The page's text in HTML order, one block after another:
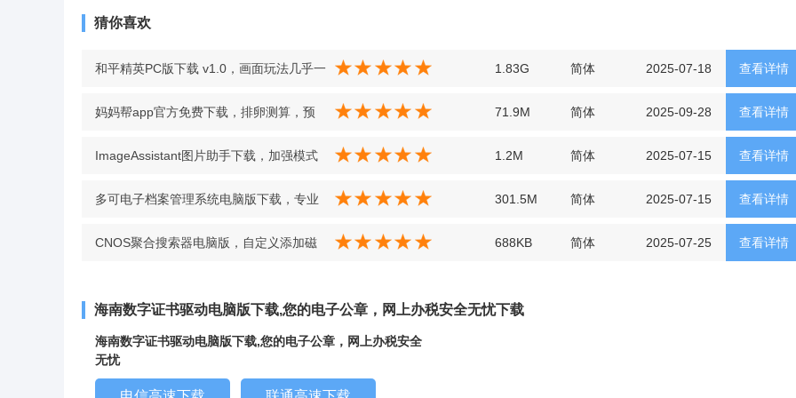
猜你喜欢
查看详情
和平精英PC版下载 v1.0，画面玩法几乎一
致超熟悉超顺手 v1.0
1.83G 简体 2025-07-18
查看详情
妈妈帮app官方免费下载，排卵测算，预
产期计算，孕期难题全搞定 v7.0.7 最新版
71.9M 简体 2025-09-28
查看详情
ImageAssistant图片助手下载，加强模式
可尝试获取动态大尺寸图片 v1.1.26
1.2M 简体 2025-07-15
查看详情
多可电子档案管理系统电脑版下载，专业
化文档管理工具，功能全面覆盖文档管理
301.5M 简体 2025-07-15
查看详情
CNOS聚合搜索器电脑版，自定义添加磁 688KB 简体 2025-07-25
海南数字证书驱动电脑版下载,您的电子公章，网上办税安全无忧下载
海南数字证书驱动电脑版下载,您的电子公章，网上办税安全
无忧